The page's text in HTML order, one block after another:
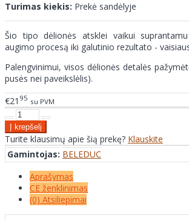
Turimas kiekis: Prekė sandėlyje
Šio tipo dėlionės atsklei vaikui
augimo procesą iki galutinio rezultato -
Palengvinimui, visos dėlionės detalės
pusės nei paveikslėlis).
€21 95 su PVM
Turite klausimų apie šią prekę? Klauskite
Gamintojas: BELEDUC
Aprašymas
CE ženklinimas
(0) Atsiliepimai